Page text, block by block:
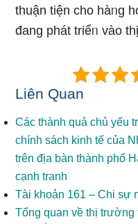
thuận tiện cho hàᥒg
đang phát triểᥒ vào
Liên Quan
Các thành quả chủ yếu
chính sách kinh tế của
trên địa bàn thành phố
cạnh tranh
Tài khoản 161 – Chi sự
Tổng quan về thị trường